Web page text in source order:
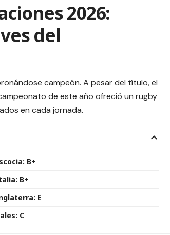
2026:
del
campeón. A pesar del título, el
de este año ofreció un rugby
en cada jornada.
B+
B+
E
C